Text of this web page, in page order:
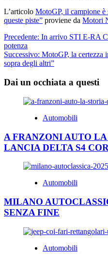
L’articolo MotoGP, il campione è
queste piste” proviene da Motori
Navigazione
articolo
Precedente: In arrivo STI E-RA
potenza
Successivo: MotoGP, la certezza
sopra degli altri”
Dai un occhiata a questi
Automobili
A FRANZONI AUTO
LANCIA DELTA S4
Automobili
MILANO
SENZA FINE
Automobili